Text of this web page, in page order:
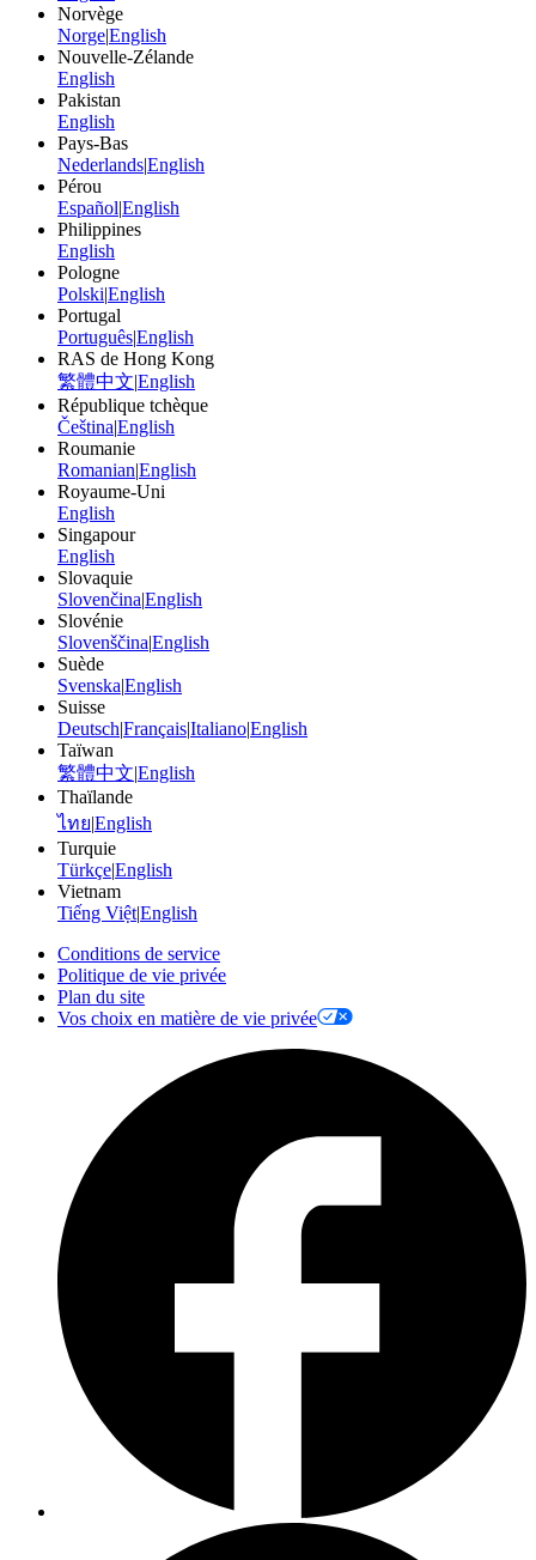
Norvège
Norge|English
Nouvelle-Zélande
English
Pakistan
English
Pays-Bas
Nederlands|English
Pérou
Español|English
Philippines
English
Pologne
Polski|English
Portugal
Português|English
RAS de Hong Kong
繁體中文|English
République tchèque
Čeština|English
Roumanie
Romanian|English
Royaume-Uni
English
Singapour
English
Slovaquie
Slovenčina|English
Slovénie
Slovenščina|English
Suède
Svenska|English
Suisse
Deutsch|Français|Italiano|English
Taïwan
繁體中文|English
Thaïlande
ไทย|English
Turquie
Türkçe|English
Vietnam
Tiếng Việt|English
Conditions de service
Politique de vie privée
Plan du site
Vos choix en matière de vie privée